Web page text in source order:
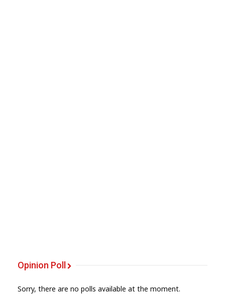
Opinion Poll
Sorry, there are no polls available at the moment.